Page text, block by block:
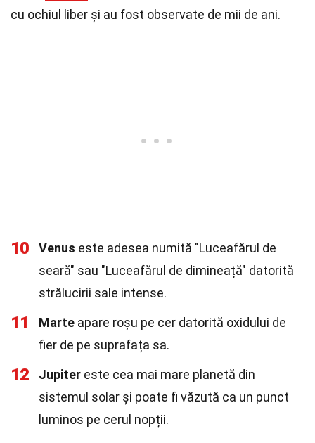
cu ochiul liber și au fost observate de mii de ani.
10 Venus este adesea numită "Luceafărul de
seară" sau "Luceafărul de dimineață" datorită
strălucirii sale intense.
11 Marte apare roșu pe cer datorită oxidului de
fier de pe suprafața sa.
12 Jupiter este cea mai mare planetă din
sistemul solar și poate fi văzută ca un punct
luminos pe cerul nopții.